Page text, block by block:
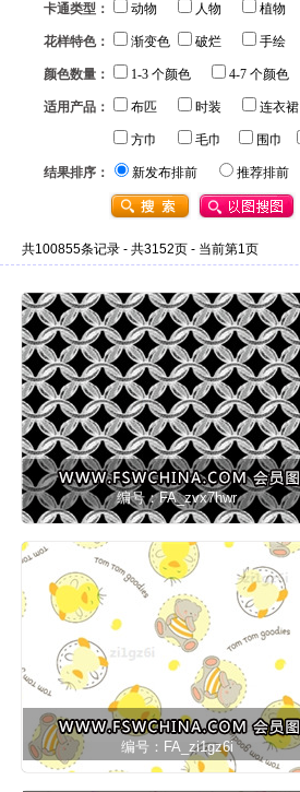
卡通类型： 动物 人物 植物
花样特色： 渐变色 破烂 手绘
颜色数量： 1-3 个颜色 4-7 个颜色
适用产品： 布匹 时装 连衣裙
方巾 毛巾 围巾
结果排序： 新发布排前 推荐排前
共100855条记录 - 共3152页 - 当前第1页
编号：FA_zvx7hwr
编号：FA_zi1gz6i